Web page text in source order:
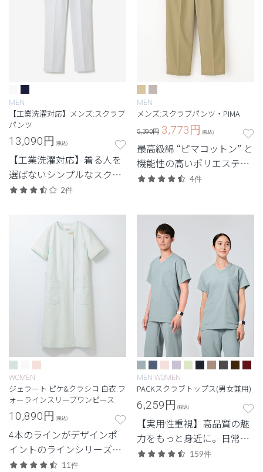
MEN
【工業洗濯対応】メンズ:スクラブ
パンツ
13,090円 (税込)
【工業洗濯対応】着る人を
選ばないシンプルなスクラ
ブパンツ
2件
MEN
メンズ:スクラブパンツ・PIMA
5,390円 3,773円 (税込)
最高級綿 “ピマコットン” と
機能性の高いポリエステル
を混成した新素材スクラブ
4件
WOMEN
ジェラート ピケ&クラシコ 白衣:フ
ォーラインスリーブワンピース
10,890円 (税込)
4本のラインがデザインポ
イントのラインシリーズワ
ンピース
11件
MEN WOMEN
PACKスクラブトップス(男女兼用)
6,259円 (税込)
【実用性重視】高品質の魅
力をもっと身近に。日常使
いしやすいエントリーモデ
159件